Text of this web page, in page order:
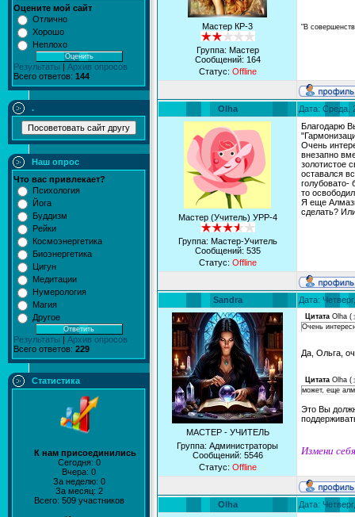
Оцените мой сайт
Отлично
Хорошо
Неплохо
Результаты
Архив опросов
Всего ответов: 144
.
Наш опрос
Что вас привлекает?
Психология
Йога
Буддизм
Рейки
Космоэнергетика
Биоэнергетика
Цигун
Медитации
Нумерология
Магия
Другое
Результаты | Архив опросов
Всего ответов: 229
Статистика
К нам присоединились
Сегодня: 0
Вчера: 0
За неделю: 0
За месяц: 2
Всего: 509 участников
Мастер КР-3
Группа: Мастер
Сообщений: 164
Статус: Offline
"В
Olha Дата: Среда,
Мастер (Учитель) УРР-4
Группа: Мастер-Учитель
Сообщений: 535
Статус: Offline
Благодарю
Очень
внезапно
золотистое
оставался
голубовато-
то
Я еще
сделать?
Sandra Дата:
МАСТЕР - УЧИТЕЛЬ
Группа: Администраторы
Сообщений: 5546
Статус: Offline
Цитата Olha (
Очень
Да, Ольга,
Цитата Olha (
может, еще
Это Вы
Измени
Olha Дата: